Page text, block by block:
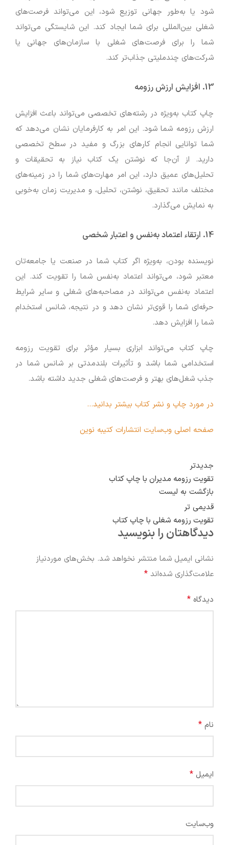
شود یا به‌طور جهانی توزیع شود، این می‌تواند فرصت‌های
شغلی بین‌المللی برای شما ایجاد کند. این شایستگی می‌تواند
شما را برای فرصت‌های شغلی با سازمان‌های جهانی یا
شرکت‌های چندملیتی جذاب‌تر کند.
13. افزایش ارزش رزومه
چاپ کتاب به‌ویژه در رشته‌های تخصصی می‌تواند باعث افزایش
ارزش رزومه شما شود. این امر به کارفرمایان نشان می‌دهد که
شما توانایی انجام کارهای بزرگ و مفید در سطح تخصصی
دارید. از آن‌جا که نوشتن یک کتاب نیاز به تحقیقات و
تحلیل‌های عمیق دارد، این امر مهارت‌های شما را در زمینه‌های
مختلف مانند تحقیق، نوشتن، تحلیل، و مدیریت زمان به‌خوبی
به نمایش می‌گذارد.
14. ارتقاء اعتماد به‌نفس و اعتبار شخصی
نویسنده بودن، به‌ویژه اگر کتاب شما در صنعت یا جامعه‌تان
معتبر شود، می‌تواند اعتماد به‌نفس شما را تقویت کند. این
اعتماد به‌نفس می‌تواند در مصاحبه‌های شغلی و سایر شرایط
حرفه‌ای شما را قوی‌تر نشان دهد و در نتیجه، شانس استخدام
شما را افزایش دهد.
چاپ کتاب می‌تواند ابزاری بسیار مؤثر برای تقویت رزومه
استخدامی شما باشد و تأثیرات بلندمدتی بر شانس شما در
جذب شغل‌های بهتر و فرصت‌های شغلی جدید داشته باشد.
در مورد چاپ و نشر کتاب بیشتر بدانید…
صفحه اصلی وب‌سایت انتشارات کتیبه نوین
جدیدتر
تقویت رزومه مدیران با چاپ کتاب
بازگشت به لیست
قدیمی تر
تقویت رزومه شغلی با چاپ کتاب
دیدگاهتان را بنویسید
نشانی ایمیل شما منتشر نخواهد شد. بخش‌های موردنیاز
علامت‌گذاری شده‌اند *
دیدگاه *
نام *
ایمیل *
وب‌سایت